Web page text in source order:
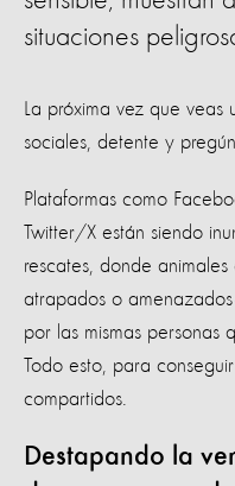
situaciones
La próxima vez que
sociales, detente y
Plataformas como
Twitter/X están siendo
rescates, donde
atrapados o
por las mismas personas
Todo esto, para
compartidos.
Destapando la